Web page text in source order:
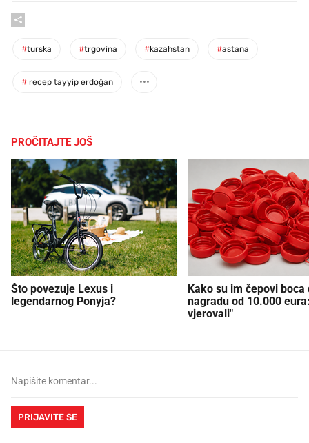
#turska #trgovina #kazahstan #astana
# recep tayyip erdoğan
PROČITAJTE JOŠ
Što povezuje Lexus i
legendarnog Ponyja?
Kako su im čepovi boca
nagradu od 10.000
vjerovali"
PRIJAVITE SE